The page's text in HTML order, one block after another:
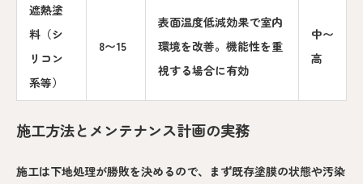
遮熱塗
料（シ
リコン
系等）
8〜15
表面温度低減効果で室内
環境を改善。機能性を重
視する場合に有効
中〜
高
施工方法とメンテナンス計画の実務
施工は下地処理が勝敗を決めるので、まず既存塗膜の状態や汚染